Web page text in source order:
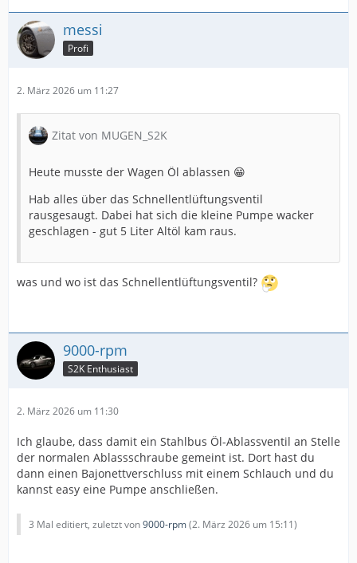
messi
Profi
2. März 2026 um 11:27
Zitat von MUGEN_S2K
Heute musste der Wagen Öl ablassen 😁
Hab alles über das Schnellentlüftungsventil
rausgesaugt. Dabei hat sich die kleine Pumpe wacker
geschlagen - gut 5 Liter Altöl kam raus.
was und wo ist das Schnellentlüftungsventil?
9000-rpm
S2K Enthusiast
2. März 2026 um 11:30
Ich glaube, dass damit ein Stahlbus Öl-Ablassventil an Stelle
der normalen Ablassschraube gemeint ist. Dort hast du
dann einen Bajonettverschluss mit einem Schlauch und du
kannst easy eine Pumpe anschließen.
3 Mal editiert, zuletzt von9000-rpm(2. März 2026 um 15:11)